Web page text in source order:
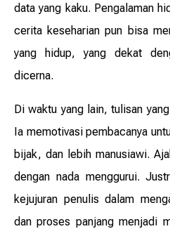
data yang kaku. Pengalaman
cerita keseharian pun bisa
yang hidup, yang dekat
dicerna.
Di waktu yang lain, tulisan
Ia memotivasi pembacanya
bijak, dan lebih manusiawi.
dengan nada menggurui.
kejujuran penulis dalam
dan proses panjang menjadi